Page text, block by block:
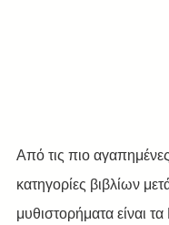
Από τις πιο
κατηγορίες βιβλίων
μυθιστορήματα είναι